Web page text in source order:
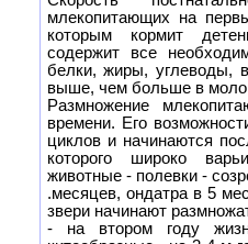
млекопитающих на
которым кормит
содержит все
белки, жиры, углеводы,
выше, чем больше в
Размножение
времени. Его
циклов и начинаются
которого широко
животные - полевки -
.месяцев, ондатра в 5
звери начинают
- на втором году